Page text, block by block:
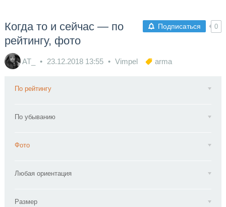
Подписаться 0
Когда то и сейчас — по
рейтингу, фото
AT_ 23.12.2018 13:55 Vimpel arma
По рейтингу
По убыванию
Фото
Любая ориентация
Размер